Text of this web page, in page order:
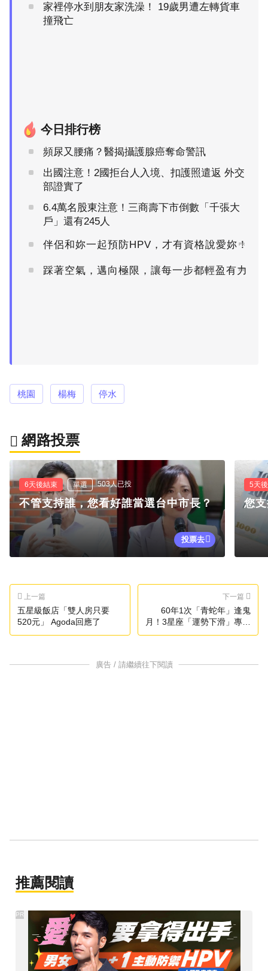
家裡停水到朋友家洗澡！ 19歲男遭左轉貨車
撞飛亡
今日排行榜
頻尿又腰痛？醫揭攝護腺癌奪命警訊
出國注意！2國拒台人入境、扣護照遣返 外交
部證實了
6.4萬名股東注意！三商壽下市倒數「千張大
戶」還有245人
伴侶和妳一起預防HPV，才有資格說愛妳！
PR
踩著空氣，邁向極限，讓每一步都輕盈有力
PR
桃園 楊梅 停水
網路投票
6天後結束 單選 503人已投
不管支持誰，您看好誰當選台中市長？
投票去
5天
您
上一篇
五星級飯店「雙人房只要
520元」 Agoda回應了
下一篇
60年1次「青蛇年」逢鬼
月！3星座「運勢下滑」專家
曝解方
廣告 / 請繼續往下閱讀
推薦閱讀
PR